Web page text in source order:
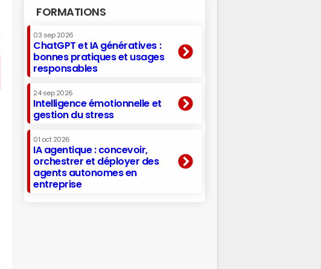
FORMATIONS
03 sep 2026
ChatGPT et IA génératives :
bonnes pratiques et usages
responsables
24 sep 2026
Intelligence émotionnelle et
gestion du stress
01 oct 2026
IA agentique : concevoir,
orchestrer et déployer des
agents autonomes en
entreprise